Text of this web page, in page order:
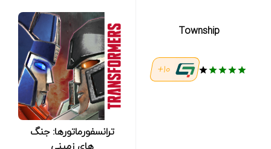
Township
10+
ترانسفورماتورها: جنگ
های زمینی